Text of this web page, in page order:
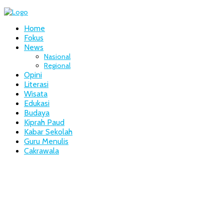
Home
Fokus
News
Nasional
Regional
Opini
Literasi
Wisata
Edukasi
Budaya
Kiprah Paud
Kabar Sekolah
Guru Menulis
Cakrawala